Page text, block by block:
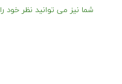
شما نیز می توانید نظر خود